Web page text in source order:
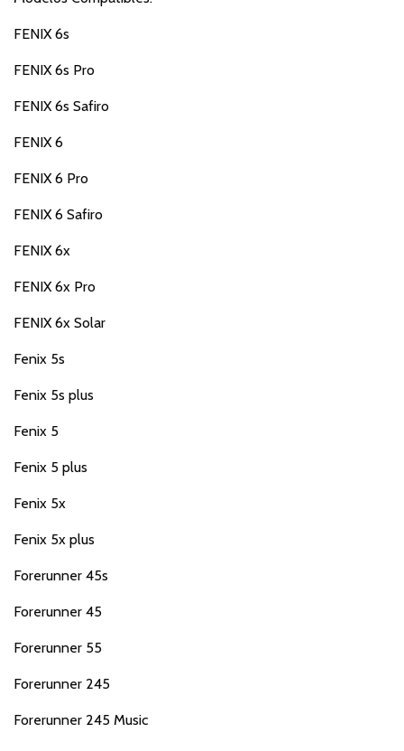
FENIX 6s
FENIX 6s Pro
FENIX 6s Safiro
FENIX 6
FENIX 6 Pro
FENIX 6 Safiro
FENIX 6x
FENIX 6x Pro
FENIX 6x Solar
Fenix 5s
Fenix 5s plus
Fenix 5
Fenix 5 plus
Fenix 5x
Fenix 5x plus
Forerunner 45s
Forerunner 45
Forerunner 55
Forerunner 245
Forerunner 245 Music